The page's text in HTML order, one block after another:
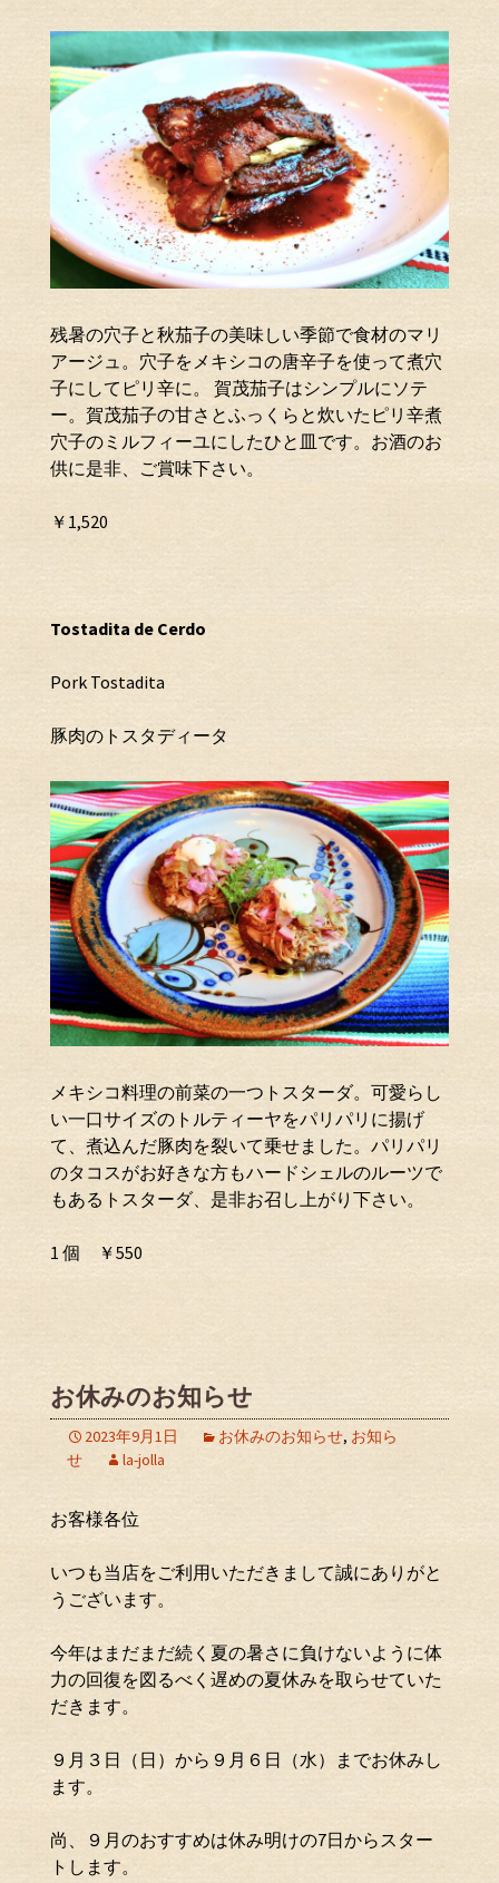
残暑の穴子と秋茄子の美味しい季節で食材のマリ
アージュ。穴子をメキシコの唐辛子を使って煮穴
子にしてピリ辛に。 賀茂茄子はシンプルにソテ
ー。賀茂茄子の甘さとふっくらと炊いたピリ辛煮
穴子のミルフィーユにしたひと皿です。お酒のお
供に是非、ご賞味下さい。
￥1,520
Tostadita de Cerdo
Pork Tostadita
豚肉のトスタディータ
メキシコ料理の前菜の一つトスターダ。可愛らし
い一口サイズのトルティーヤをパリパリに揚げ
て、煮込んだ豚肉を裂いて乗せました。パリパリ
のタコスがお好きな方もハードシェルのルーツで
もあるトスターダ、是非お召し上がり下さい。
1 個 ￥550
お休みのお知らせ
2023年9月1日 お休みのお知らせ, お知ら
せ
la-jolla
お客様各位
いつも当店をご利用いただきまして誠にありがと
うございます。
今年はまだまだ続く夏の暑さに負けないように体
力の回復を図るべく遅めの夏休みを取らせていた
だきます。
９月３日（日）から９月６日（水）までお休みし
ます。
尚、９月のおすすめは休み明けの7日からスター
トします。